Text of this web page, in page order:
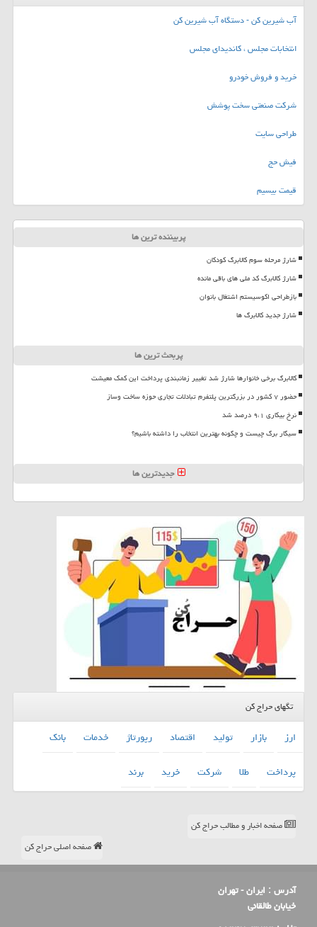
آب شیرین کن - دستگاه آب شیرین کن
انتخابات مجلس ، کاندیدای مجلس
خرید و فروش خودرو
شرکت صنعتی سخت پوشش
طراحی سایت
فیش حج
قیمت بیسیم
پربیننده ترین ها
شارژ مرحله سوم کالابرگ کودکان
شارژ کالابرگ کد ملی های باقی مانده
بازطراحی اکوسیستم اشتغال بانوان
شارژ جدید کالابرگ ها
پربحث ترین ها
کالابرگ برخی خانوارها شارژ شد تغییر زمانبندی پرداخت این کمک معیشت
حضور ۷ کشور در بزرگترین پلتفرم تبادلات تجاری حوزه ساخت وساز
نرخ بیکاری ۹،۱ درصد شد
سیگار برگ چیست و چگونه بهترین انتخاب را داشته باشیم؟
جدیدترین ها
تگهای حراج کن
ارز بازار تولید اقتصاد رپورتاژ خدمات
بانك
پرداخت
طلا شركت خرید برند
صفحه اخبار و مطالب حراج کن
صفحه اصلی حراج کن
آدرس : ایران - تهران
خیابان طالقانی